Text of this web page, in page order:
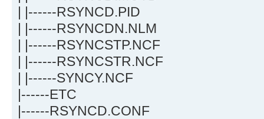
| |------RSYNCD.PID
| |------RSYNCDN.NLM
| |------RSYNCSTP.NCF
| |------RSYNCSTR.NCF
| |------SYNCY.NCF
|------ETC
|------RSYNCD.CONF